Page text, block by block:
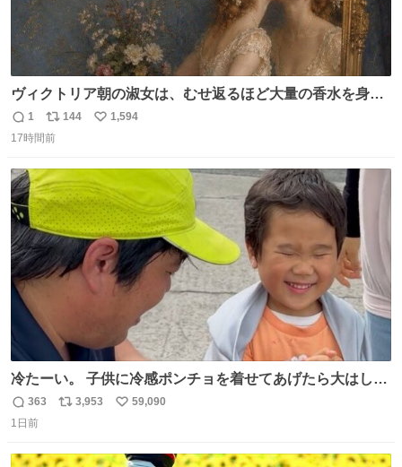
ヴィクトリア朝の淑女は、むせ返るほど大量の香水を身に
つけるものではないとされていた。それでも香水は、髪や
肌の手入れと同じくらい、ヴィクトリア朝の女性達の美容
が知る香水よりも単純な組成で、その大部分は薔薇、菫、
ベルガモット、
返
信
1
リ
ポ
ト
数
144
い
数
1,594
17時間前
冷たーい。 子供に冷感ポンチョを着せてあげたら大はしゃ
ぎで喜んでくれました。 こんな素敵な代物を提供してくれ
た山口県の恩師に感謝。
返
信
363
リ
3,953
い
59,090
1日前